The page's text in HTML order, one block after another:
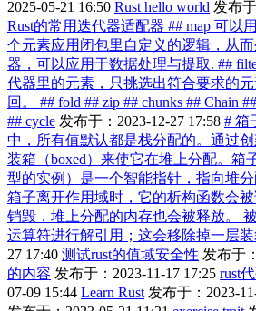
2025-05-21 16:50 Rust hello world 发布
Rust的常用迭代器适配器 ## map 可以
个元素应用闭包里自定义的逻辑，从
器，可以应用于数据处理与提取. ##
代器里的元素，只挑选出符合要求的
回。 ## fold ## zip ## chunks ## Chain
## cycle 发布于：2023-12-27 17:58 # 箱
中，所有值默认都是栈分配的。通过
装箱（boxed）来使它在堆上分配。箱
型的实例）是一个智能指针，指向堆
箱子离开作用域时，它的析构函数会
销毁，堆上分配的内存也会被释放。
运算符进行解引用；这会移除掉一层装
27 17:40 测试rust的值域安全性 发布于
的内容 发布于：2023-11-17 17:25 rust
07-09 15:44 Learn Rust 发布于：2023-